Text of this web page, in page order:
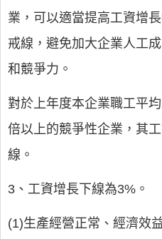
業，可以適當提高工資增
戒線，避免加大企業人工
和競爭力。
對於上年度本企業職工平
倍以上的競爭性企業，其
線。
3、工資增長下線為3%。
(1)生產經營正常、經濟效